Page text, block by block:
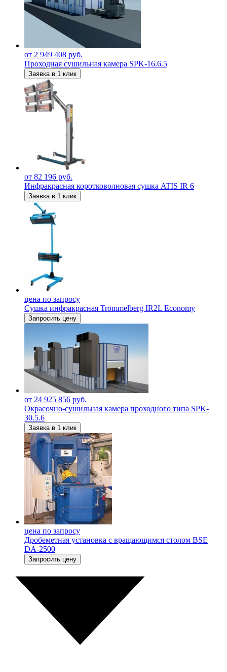
от 2 949 408 руб.
Проходная сушильная камера SPK-16.6.5
Заявка в 1 клик
от 82 196 руб.
Инфракрасная коротковолновая сушка ATIS IR 6
Заявка в 1 клик
цена по запросу
Сушка инфракрасная Trommelberg IR2L Economy
Запросить цену
от 24 925 856 руб.
Окрасочно-сушильная камера проходного типа SPK-
30.5.6
Заявка в 1 клик
цена по запросу
Дробеметная установка с вращающимся столом BSE
DA-2500
Запросить цену